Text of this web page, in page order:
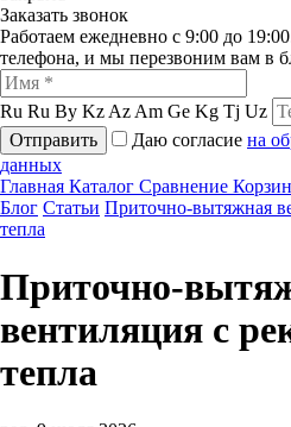
Заказать звонок
Работаем ежедневно с 9:00 до
телефона, и мы перезвоним вам в
Ru Ru By Kz Az Am Ge Kg Tj Uz
Отправить
Даю согласие на
данных
Главная Каталог Сравнение
Блог Статьи Приточно-вытяжная
тепла
Приточно-
вентиляция с
тепла